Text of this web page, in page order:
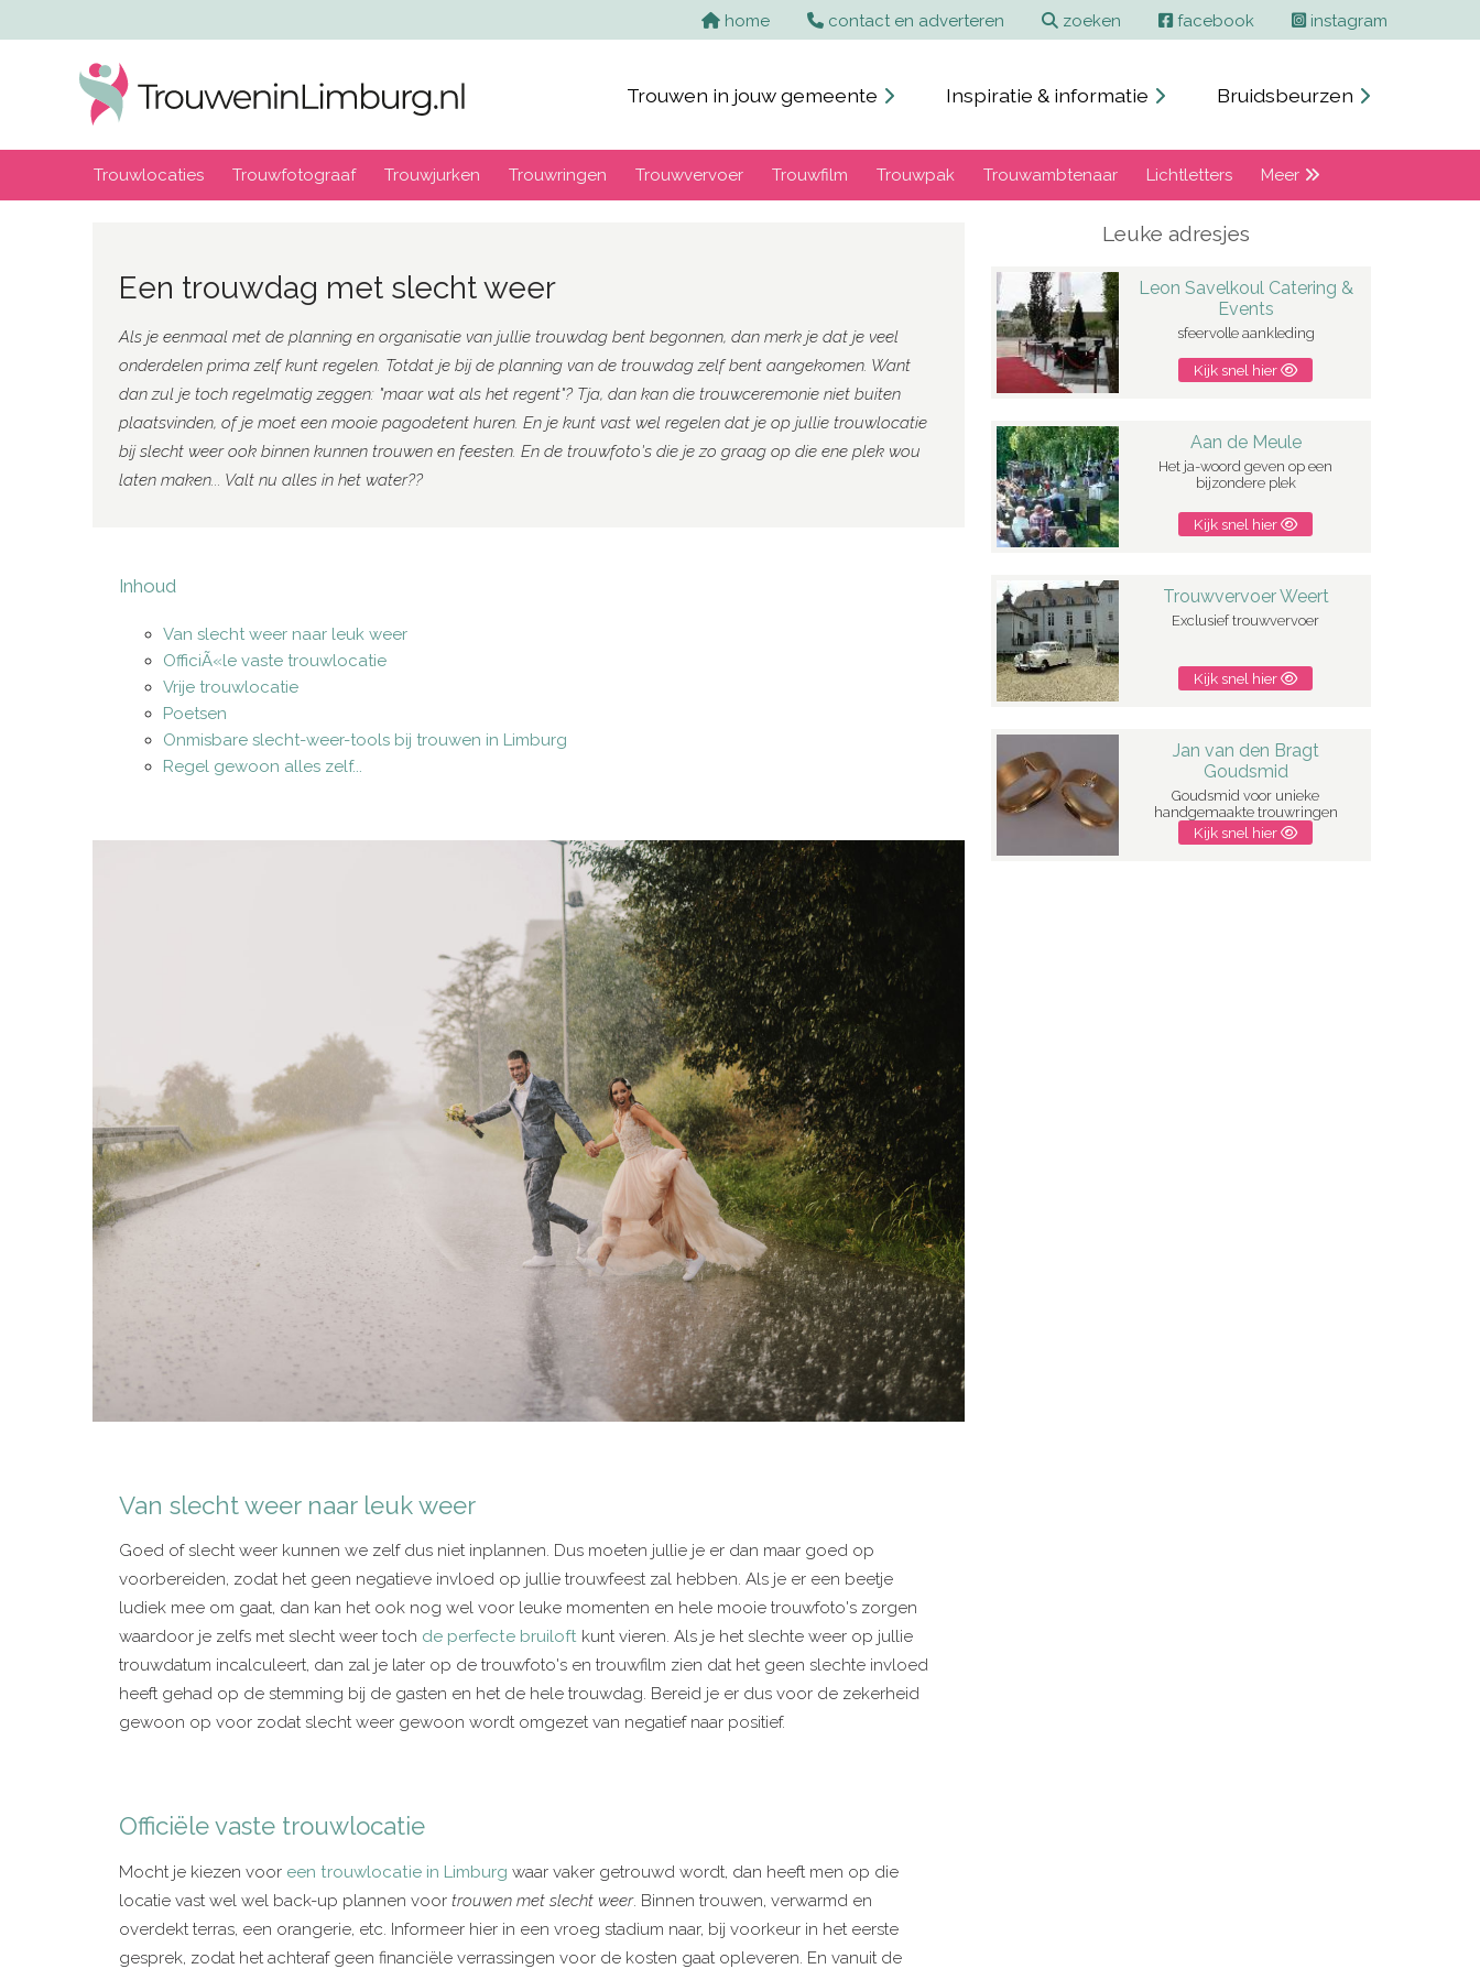
home contact en adverteren zoeken facebook instagram
Trouwen in jouw gemeente Inspiratie & informatie Bruidsbeurzen
Trouwlocaties Trouwfotograaf Trouwjurken Trouwringen Trouwvervoer Trouwfilm Trouwpak Trouwambtenaar Lichtletters Meer
Een trouwdag met slecht weer
Als je eenmaal met de planning en organisatie van jullie trouwdag bent begonnen, dan merk je dat je veel
onderdelen prima zelf kunt regelen. Totdat je bij de planning van de trouwdag zelf bent aangekomen. Want
dan zul je toch regelmatig zeggen: "maar wat als het regent"? Tja, dan kan die trouwceremonie niet buiten
plaatsvinden, of je moet een mooie pagodetent huren. En je kunt vast wel regelen dat je op jullie trouwlocatie
bij slecht weer ook binnen kunnen trouwen en feesten. En de trouwfoto's die je zo graag op die ene plek wou
laten maken... Valt nu alles in het water??
Inhoud
Van slecht weer naar leuk weer
OfficiÃ«le vaste trouwlocatie
Vrije trouwlocatie
Poetsen
Onmisbare slecht-weer-tools bij trouwen in Limburg
Regel gewoon alles zelf...
Van slecht weer naar leuk weer
Goed of slecht weer kunnen we zelf dus niet inplannen. Dus moeten jullie je er dan maar goed op
voorbereiden, zodat het geen negatieve invloed op jullie trouwfeest zal hebben. Als je er een beetje
ludiek mee om gaat, dan kan het ook nog wel voor leuke momenten en hele mooie trouwfoto's zorgen
waardoor je zelfs met slecht weer toch de perfecte bruiloftkunt vieren. Als je het slechte weer op jullie
trouwdatum incalculeert, dan zal je later op de trouwfoto's en trouwfilm zien dat het geen slechte invloed
heeft gehad op de stemming bij de gasten en het de hele trouwdag. Bereid je er dus voor de zekerheid
gewoon op voor zodat slecht weer gewoon wordt omgezet van negatief naar positief.
Officiële vaste trouwlocatie
Mocht je kiezen voor een trouwlocatie in Limburg waar vaker getrouwd wordt, dan heeft men op die
locatie vast wel wel back-up plannen voor trouwen met slecht weer. Binnen trouwen, verwarmd en
overdekt terras, een orangerie, etc. Informeer hier in een vroeg stadium naar, bij voorkeur in het eerste
gesprek, zodat het achteraf geen financiële verrassingen voor de kosten gaat opleveren. En vanuit de
Leuke adresjes
Leon Savelkoul Catering &
Events
sfeervolle aankleding
Kijk snel hier
Aan de Meule
Het ja-woord geven op een
bijzondere plek
Kijk snel hier
Trouwvervoer Weert
Exclusief trouwvervoer
Kijk snel hier
Jan van den Bragt
Goudsmid
Goudsmid voor unieke
handgemaakte trouwringen
Kijk snel hier